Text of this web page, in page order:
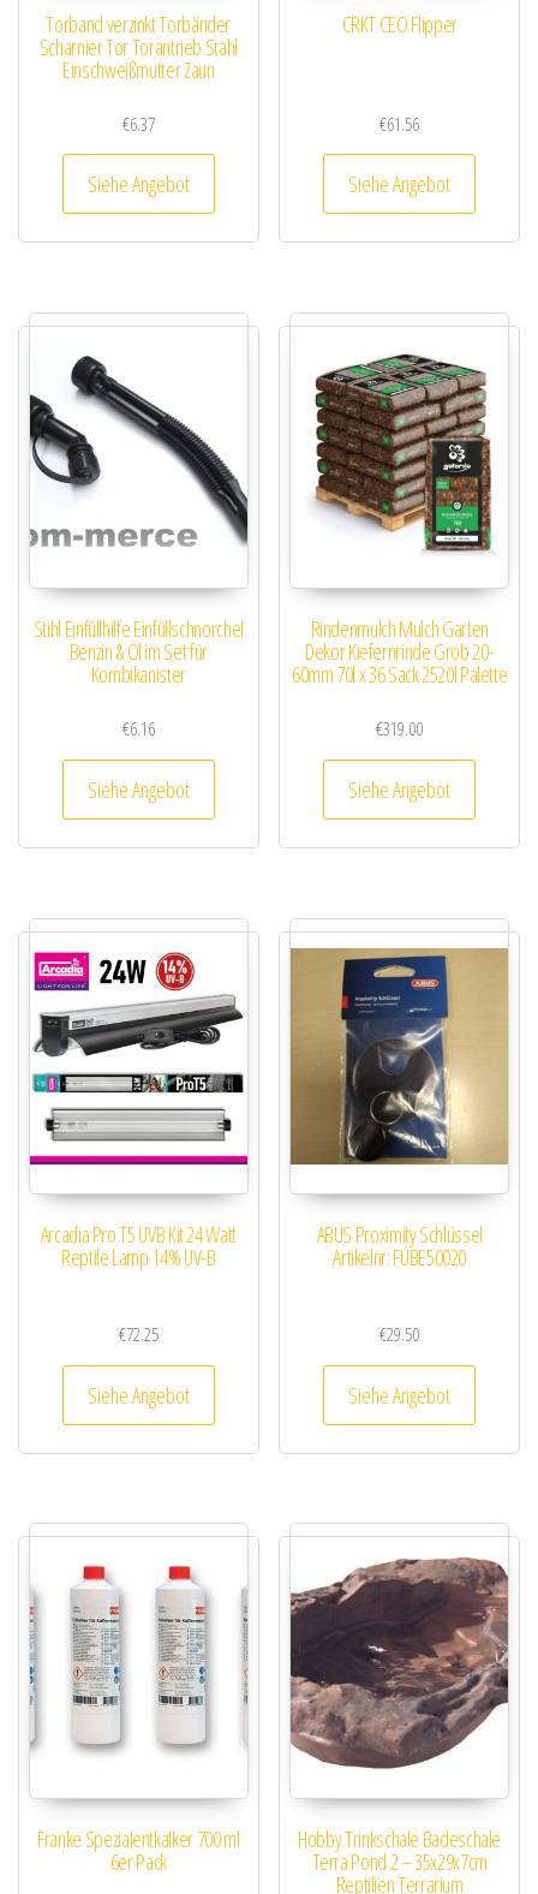
Torband verzinkt Torbänder
Scharnier Tor Torantrieb Stahl
Einschweißmutter Zaun
€6.37
Siehe Angebot
CRKT CEO Flipper
€61.56
Siehe Angebot
Stihl Einfüllhilfe Einfüllschnorchel
Benzin & Öl im Set für
Kombikanister
€6.16
Siehe Angebot
Rindenmulch Mulch Garten
Dekor Kiefernrinde Grob 20-
60mm 70l x 36 Sack 2520l Palette
€319.00
Siehe Angebot
Arcadia Pro T5 UVB Kit 24 Watt
Reptile Lamp 14% UV-B
€72.25
Siehe Angebot
ABUS Proximity Schlüssel
Artikelnr: FUBE50020
€29.50
Siehe Angebot
Franke Spezialentkalker 700 ml
6er Pack
Hobby Trinkschale Badeschale
Terra Pond 2 – 35x29x7cm
Reptilien Terrarium